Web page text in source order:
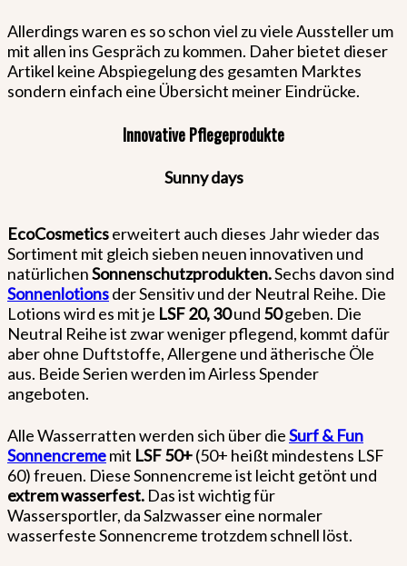
Allerdings waren es so schon viel zu viele Aussteller um
mit allen ins Gespräch zu kommen. Daher bietet dieser
Artikel keine Abspiegelung des gesamten Marktes
sondern einfach eine Übersicht meiner Eindrücke.
Innovative Pflegeprodukte
Sunny days
EcoCosmeticserweitert auch dieses Jahr wieder das
Sortiment mit gleich sieben neuen innovativen und
natürlichenSonnenschutzprodukten.Sechs davon sind
Sonnenlotionsder Sensitiv und der Neutral Reihe. Die
Lotions wird es mit je LSF 20, 30und 50geben. Die
Neutral Reihe ist zwar weniger pflegend, kommt dafür
aber ohne Duftstoffe, Allergene und ätherische Öle
aus. Beide Serien werden im Airless Spender
angeboten.
Alle Wasserratten werden sich über dieSurf & Fun
Sonnencrememit LSF 50+(50+ heißt mindestens LSF
60) freuen. Diese Sonnencreme ist leicht getönt und
extrem wasserfest. Das ist wichtig für
Wassersportler, da Salzwasser eine normaler
wasserfeste Sonnencreme trotzdem schnell löst.